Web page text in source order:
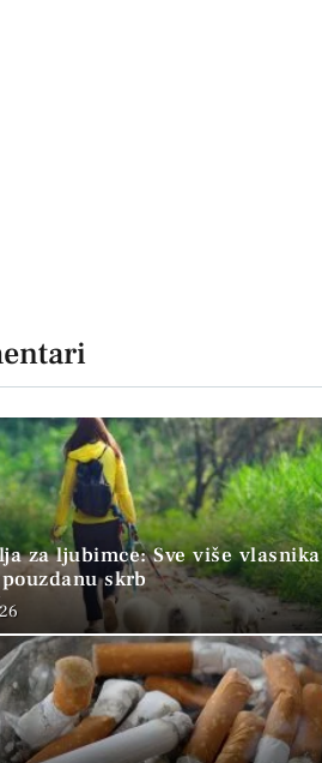
za ljubimce: Sve više vlasnika
skrb